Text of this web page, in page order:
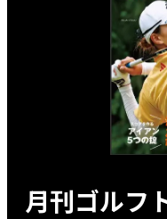
月刊ゴルフ